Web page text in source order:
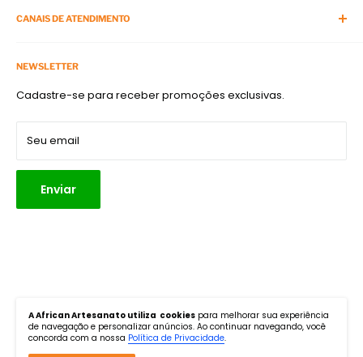
Cursos Presenciais
Política de Reembolso
Viagens com Artesanato
Acompanhe e siga
NEWSLETTER
Cadastre-se para receber promoções exclusivas.
Seu email
Enviar
CANAIS DE ATENDIMENTO
E-mail:atendimento@africanart.com.br
Endereço:Rua Turiassu, 1267, Perdizes, São Paulo, SP. CEP:
05005-001
Siga-nos
A African Artesanato utiliza cookies para melhorar sua experiência
de navegação e personalizar anúncios. Ao continuar navegando, você
concorda com a nossa Política de Privacidade.